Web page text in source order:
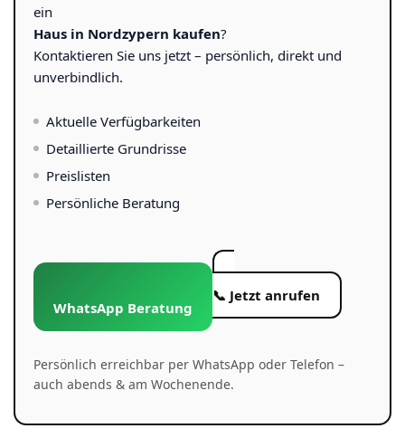
ein
Haus in Nordzypern kaufen?
Kontaktieren Sie uns jetzt – persönlich, direkt und
unverbindlich.
Aktuelle Verfügbarkeiten
Detaillierte Grundrisse
Preislisten
Persönliche Beratung
WhatsApp Beratung
📞 Jetzt anrufen
Persönlich erreichbar per WhatsApp oder Telefon –
auch abends & am Wochenende.